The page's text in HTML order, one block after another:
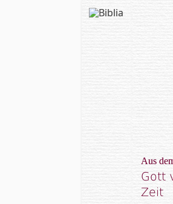
Aus
Gott
Zeit